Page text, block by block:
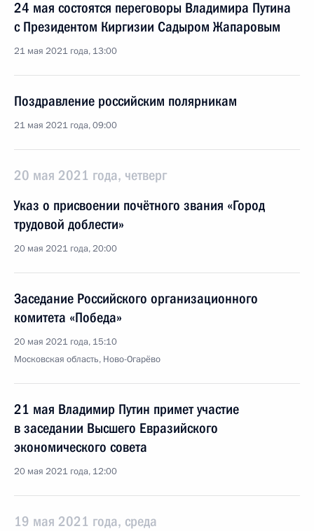
24 мая состоятся переговоры Владимира Путина
с Президентом Киргизии Садыром Жапаровым
21 мая 2021 года, 13:00
Поздравление российским полярникам
21 мая 2021 года, 09:00
20 мая 2021 года, четверг
Указ о присвоении почётного звания «Город
трудовой доблести»
20 мая 2021 года, 20:00
Заседание Российского организационного
комитета «Победа»
20 мая 2021 года, 15:10
Московская область, Ново-Огарёво
21 мая Владимир Путин примет участие
в заседании Высшего Евразийского
экономического совета
20 мая 2021 года, 12:00
19 мая 2021 года, среда